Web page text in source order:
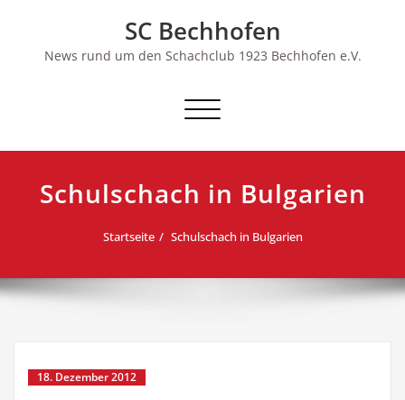
SC Bechhofen
News rund um den Schachclub 1923 Bechhofen e.V.
Schalte
Schulschach in Bulgarien
Startseite Schulschach in Bulgarien
18. Dezember 2012